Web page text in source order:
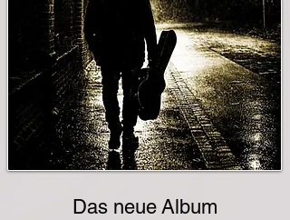
Das neue Album